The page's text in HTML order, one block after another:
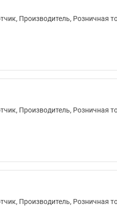
у компании всего и сегодня
Производитель, Розничная
Производитель, Розничная
Производитель, Розничная